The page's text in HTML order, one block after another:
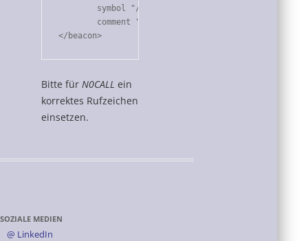
symbol "/-" $myloc \
comment "Raspberry Pi online"
</beacon>
Bitte für N0CALL ein
korrektes Rufzeichen
einsetzen.
SOZIALE MEDIEN
@ LinkedIn